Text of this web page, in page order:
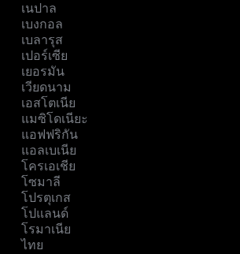
เนปาล
เบงกอล
เบลารุส
เปอร์เซีย
เยอรมัน
เวียดนาม
เอสโตเนีย
แมซิโดเนียะ
แอฟฟริกัน
แอลเบเนีย
โครเอเชีย
โซมาลี
โปรตุเกส
โปแลนด์
โรมาเนีย
ไทย